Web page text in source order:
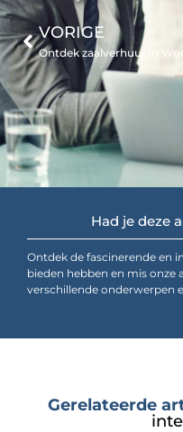
Had je deze
Ontdek de fascinerende en
bieden hebben en mis onze
verschillende onderwerpen
VORIGE
Gerelateerde